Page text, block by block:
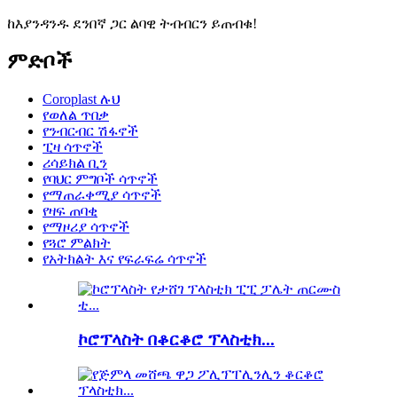
ከእያንዳንዱ ደንበኛ ጋር ልባዊ ትብብርን ይጠብቁ!
ምድቦች
Coroplast ሉህ
የወለል ጥበቃ
የንብርብር ሽፋኖች
ፒዛ ሳጥኖች
ሪሳይክል ቢን
የባህር ምግቦች ሳጥኖች
የማጠራቀሚያ ሳጥኖች
የዛፍ ጠባቂ
የማዞሪያ ሳጥኖች
የጓሮ ምልክት
የአትክልት እና የፍራፍሬ ሳጥኖች
ኮሮፕላስት በቆርቆሮ ፕላስቲክ...